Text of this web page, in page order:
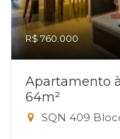
R$ 760.000
Apartamento
64m²
SQN 409